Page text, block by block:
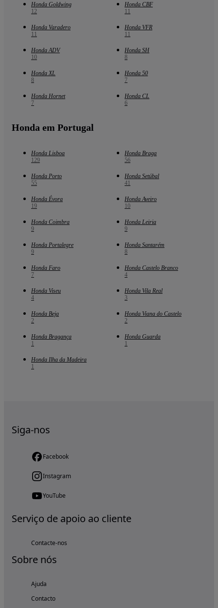
Honda Goldwing
12
Honda CBF
11
Honda Varadero
11
Honda VFR
11
Honda ADV
10
Honda SH
8
Honda XL
8
Honda 50
7
Honda Hornet
7
Honda CL
6
Honda em Portugal
Honda Lisboa
129
Honda Braga
56
Honda Porto
55
Honda Setúbal
41
Honda Évora
19
Honda Aveiro
10
Honda Coimbra
9
Honda Leiria
9
Honda Portalegre
9
Honda Santarém
8
Honda Faro
7
Honda Castelo Branco
4
Honda Viseu
4
Honda Vila Real
3
Honda Beja
2
Honda Viana do Castelo
2
Honda Bragança
1
Honda Guarda
1
Honda Ilha da Madeira
1
Siga-nos
Facebook
Instagram
YouTube
Serviço de apoio ao cliente
Contacte-nos
Sobre nós
Ajuda
Contacto